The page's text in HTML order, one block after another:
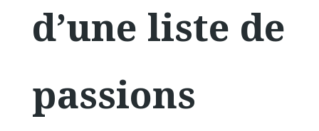
d’une liste de
passions